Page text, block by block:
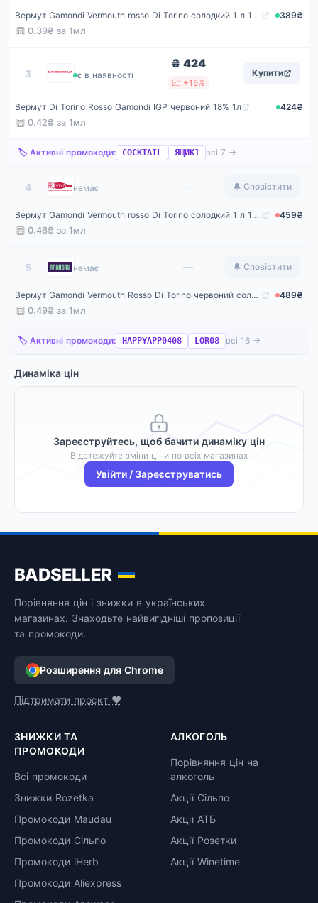
Вермут Gamondi Vermouth rosso Di Torino солодкий 1 л 18% (8002915004892)
389₴
0.39₴ за 1мл
3 Bayadera
є в наявності
₴ 424
📈 +15%
Купити
Вермут Di Torino Rosso Gamondi IGP червоний 18% 1л
424₴
0.42₴ за 1мл
🏷️ Активні промокоди: COCKTAIL ЯЩИК1 всі 7 →
4 ProVino
немає — 🔔 Сповістити
Вермут Gamondi Vermouth rosso Di Torino солодкий 1 л 18%
459₴
0.46₴ за 1мл
5 Maudau
немає — 🔔 Сповістити
Вермут Gamondi Vermouth Rosso Di Torino червоний солодкий 18% 1 л
489₴
0.49₴ за 1мл
🏷️ Активні промокоди: HAPPYAPP0408 LOR08 всі 16 →
Динаміка цін
Зареєструйтесь, щоб бачити динаміку цін
Відстежуйте зміни ціни по всіх магазинах
Увійти / Зареєструватись
BADSELLER
Порівняння цін і знижки в українських
магазинах. Знаходьте найвигідніші пропозиції
та промокоди.
Розширення для Chrome
Підтримати проєкт ❤️
ЗНИЖКИ ТА
ПРОМОКОДИ
Всі промокоди
Знижки Rozetka
Промокоди Maudau
Промокоди Сільпо
Промокоди iHerb
Промокоди Aliexpress
АЛКОГОЛЬ
Порівняння цін на
алкоголь
Акції Сільпо
Акції АТБ
Акції Розетки
Акції Winetime